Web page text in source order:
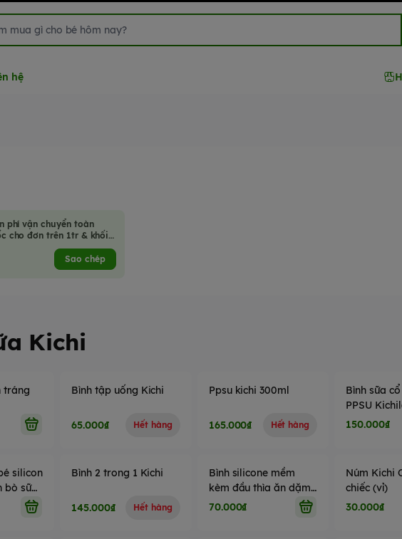
hệ
phí vận chuyển toàn
cho đơn trên 1tr & khối
hàng hoá không quá
Sao chép
Kichi
tráng
Bình tập uống Kichi
65.000₫ Hết hàng
Ppsu kichi 300ml
165.000₫ Hết hàng
Bình sữa
PPSU
150.000₫
silicon
bò sữa
Bình 2 trong 1 Kichi
145.000₫ Hết hàng
Bình silicone mềm
kèm đầu thìa ăn dặm
cho bé 125ml Kichi
70.000₫
Núm Kichi
chiếc (vỉ)
30.000₫